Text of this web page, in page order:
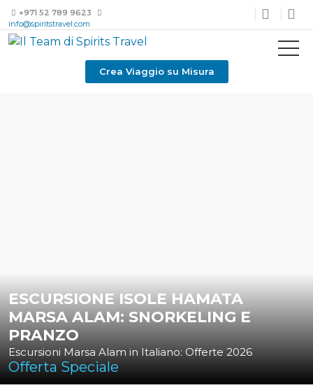
+971 52 789 9623
info@spiritstravel.com
Crea Viaggio su Misura
ESCURSIONE ISOLE HAMATA
MARSA ALAM: SNORKELING E
PRANZO
Escursioni Marsa Alam in Italiano: Offerte 2026
Offerta Speciale